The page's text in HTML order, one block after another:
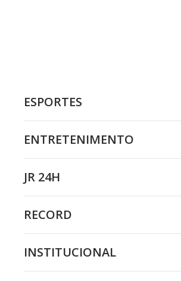
ESPORTES
ENTRETENIMENTO
JR 24H
RECORD
INSTITUCIONAL